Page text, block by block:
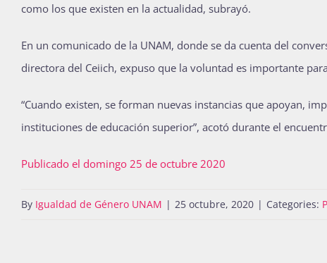
como los que existen en la actualidad, subrayó.
En un comunicado de la UNAM, donde se da cuenta del
directora del Ceiich, expuso que la voluntad es importante
“Cuando existen, se forman nuevas instancias que apoyan,
instituciones de educación superior”, acotó durante el
Publicado el domingo 25 de octubre 2020
By Igualdad de Género UNAM | 25 octubre, 2020 | Categories: